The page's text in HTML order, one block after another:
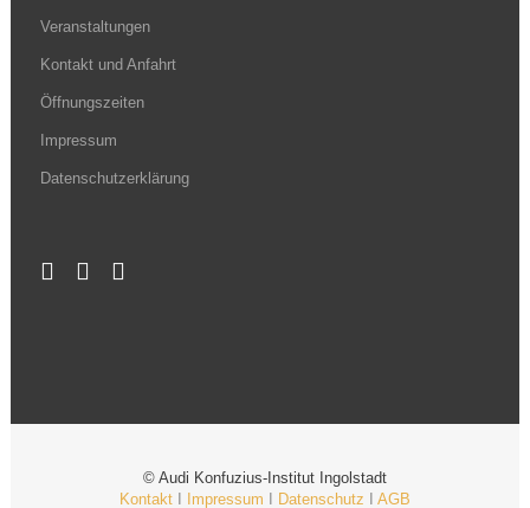
Veranstaltungen
Kontakt und Anfahrt
Öffnungszeiten
Impressum
Datenschutzerklärung
© Audi Konfuzius-Institut Ingolstadt
KontaktI Impressum Datenschutz AGB